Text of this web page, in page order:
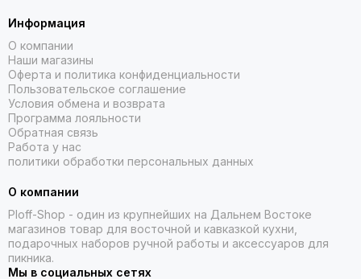
Информация
О компании
Наши магазины
Оферта и политика конфиденциальности
Пользовательское соглашение
Условия обмена и возврата
Программа лояльности
Обратная связь
Работа у нас
политики обработки персональных данных
О компании
Ploff-Shop - один из крупнейших на Дальнем Востоке
магазинов товар для восточной и кавказкой кухни,
подарочных наборов ручной работы и аксессуаров для
пикника.
Мы в социальных сетях